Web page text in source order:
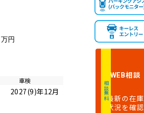
万円
車検
2027(9)年12月 相談無料
WEB相談
最新の在庫
状況を確認